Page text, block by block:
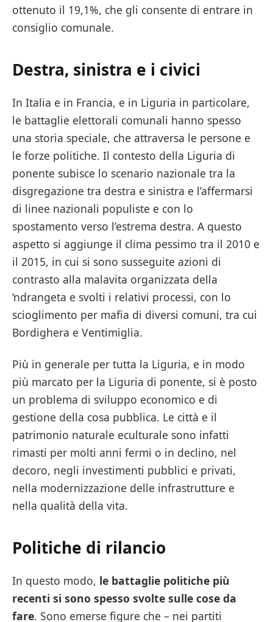
ottenuto il 19,1%, che gli consente di entrare in
consiglio comunale.
Destra, sinistra e i civici
In Italia e in Francia, e in Liguria in particolare,
le battaglie elettorali comunali hanno spesso
una storia speciale, che attraversa le persone e
le forze politiche. Il contesto della Liguria di
ponente subisce lo scenario nazionale tra la
disgregazione tra destra e sinistra e l’affermarsi
di linee nazionali populiste e con lo
spostamento verso l’estrema destra. A questo
aspetto si aggiunge il clima pessimo tra il 2010 e
il 2015, in cui si sono susseguite azioni di
contrasto alla malavita organizzata della
‘ndrangeta e svolti i relativi processi, con lo
scioglimento per mafia di diversi comuni, tra cui
Bordighera e Ventimiglia.
Più in generale per tutta la Liguria, e in modo
più marcato per la Liguria di ponente, si è posto
un problema di sviluppo economico e di
gestione della cosa pubblica. Le città e il
patrimonio naturale eculturale sono infatti
rimasti per molti anni fermi o in declino, nel
decoro, negli investimenti pubblici e privati,
nella modernizzazione delle infrastrutture e
nella qualità della vita.
Politiche di rilancio
In questo modo, le battaglie politiche più
recenti si sono spesso svolte sulle cose da
fare. Sono emerse figure che – nei partiti